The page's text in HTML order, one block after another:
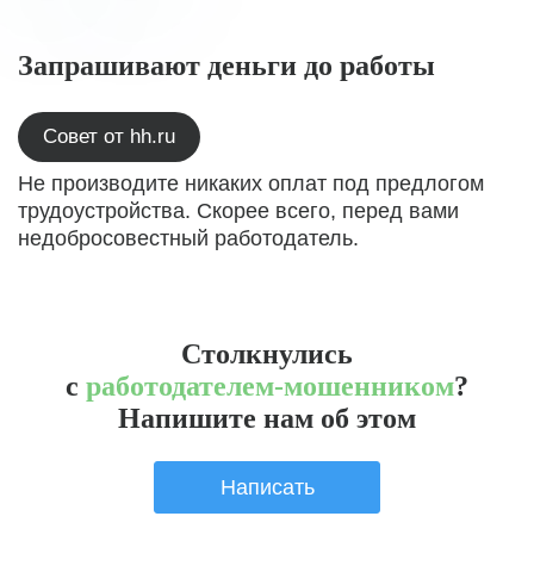
Запрашивают деньги до работы
Совет от hh.ru
Не производите никаких оплат под предлогом
трудоустройства. Скорее всего, перед вами
недобросовестный работодатель.
Столкнулись
с работодателем-мошенником?
Напишите нам об этом
Написать